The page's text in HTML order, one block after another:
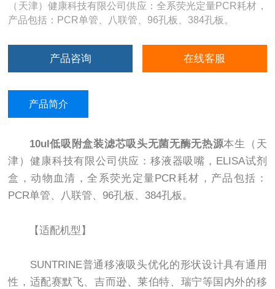
（天津）健康科技有限公司供应：全系荧光定量PCR耗材，
产品包括：PCR单管、八联管、96孔板、384孔板。
产品咨询 在线客服
产品简介
10ul低吸附盒装滤芯吸头无菌无酶无热源本生（天
津）健康科技有限公司供应：移液器吸嘴，ELISA试剂
盒，动物血清，全系荧光定量PCR耗材，产品包括：
PCR单管、八联管、96孔板、384孔板。
【适配机型】
SUNTRINE普通移液吸头优化的形状设计具有通用
性，适配赛默飞、吉而逊、莱伯特、瑞宁等国内外的移